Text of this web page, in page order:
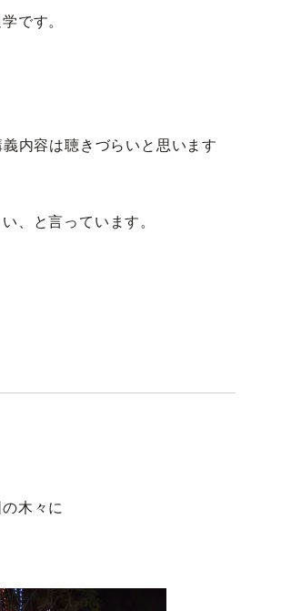
です。
内容は聴きづらいと思います
、と言っています。
木々に